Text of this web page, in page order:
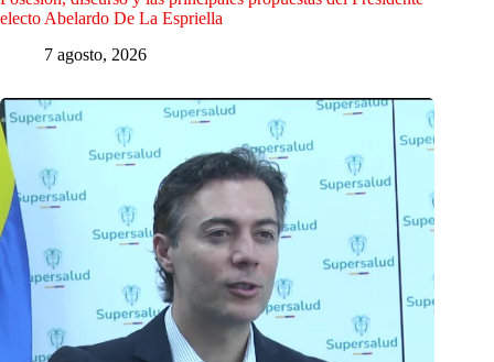
electo Abelardo De La Espriella
7 agosto, 2026